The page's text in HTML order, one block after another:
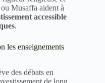
Musaffa aident à
accessible
.
les enseignements
des débats en
de long